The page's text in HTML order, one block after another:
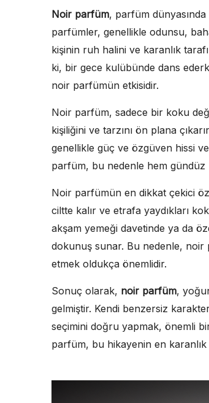
Noir parfüm, parfüm
parfümler, genellikle odunsu,
kişinin ruh halini ve karanlık
ki, bir gece kulübünde dans
noir parfümün etkisidir.
Noir parfüm, sadece bir koku
kişiliğini ve tarzını ön plana
genellikle güç ve özgüven hissi
parfüm, bu nedenle hem gündüz
Noir parfümün en dikkat çekici
ciltte kalır ve etrafa yaydıkları
akşam yemeği davetinde ya da
dokunuş sunar. Bu nedenle,
etmek oldukça önemlidir.
Sonuç olarak, noir parfüm,
gelmiştir. Kendi benzersiz
seçimini doğru yapmak, önemli
parfüm, bu hikayenin en karanlık